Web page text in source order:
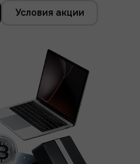
Условия акции